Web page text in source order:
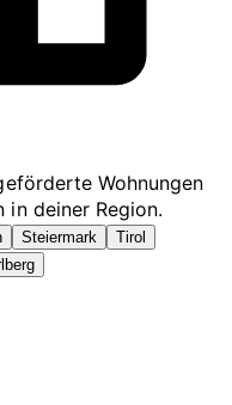
Wohnungen
in deiner Region.
Steiermark
Tirol